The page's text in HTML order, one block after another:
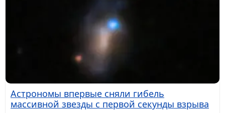
Астрономы впервые сняли гибель
массивной звезды с первой секунды взрыва